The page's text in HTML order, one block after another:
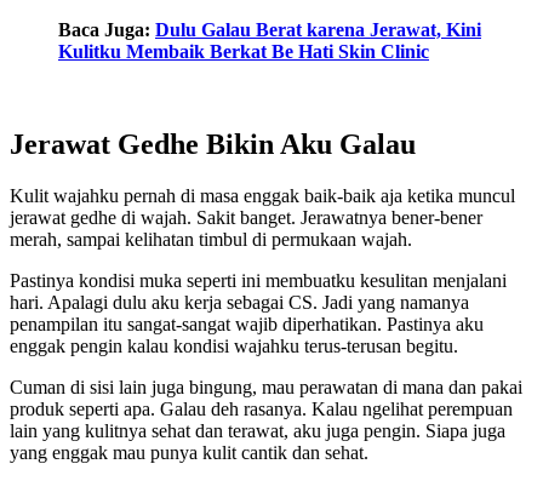
Baca Juga: Dulu Galau Berat karena Jerawat, Kini
Kulitku Membaik Berkat Be Hati Skin Clinic
Jerawat Gedhe Bikin Aku Galau
Kulit wajahku pernah di masa enggak baik-baik aja ketika muncul
jerawat gedhe di wajah. Sakit banget. Jerawatnya bener-bener
merah, sampai kelihatan timbul di permukaan wajah.
Pastinya kondisi muka seperti ini membuatku kesulitan menjalani
hari. Apalagi dulu aku kerja sebagai CS. Jadi yang namanya
penampilan itu sangat-sangat wajib diperhatikan. Pastinya aku
enggak pengin kalau kondisi wajahku terus-terusan begitu.
Cuman di sisi lain juga bingung, mau perawatan di mana dan pakai
produk seperti apa. Galau deh rasanya. Kalau ngelihat perempuan
lain yang kulitnya sehat dan terawat, aku juga pengin. Siapa juga
yang enggak mau punya kulit cantik dan sehat.